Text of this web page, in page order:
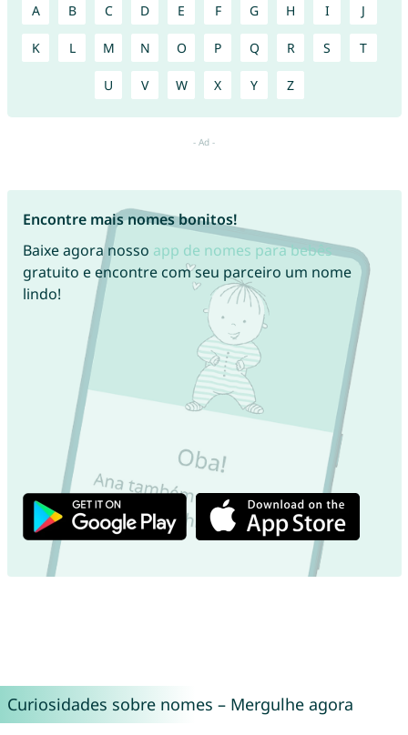
A B C D E F G H I J
K L M N O P Q R S T
U V W X Y Z
Encontre mais nomes bonitos!
Baixe agora nosso app de nomes para bebês
gratuito e encontre com seu parceiro um nome
lindo!
Curiosidades sobre nomes – Mergulhe agora